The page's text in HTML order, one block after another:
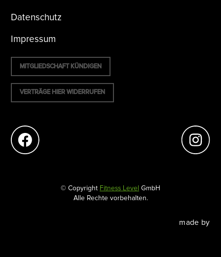
Datenschutz
Impressum
MITGLIEDSCHAFT KÜNDIGEN
VERTRÄGE HIER WIDERRUFEN
© Copyright Fitness Level GmbH
Alle Rechte vorbehalten.
made by